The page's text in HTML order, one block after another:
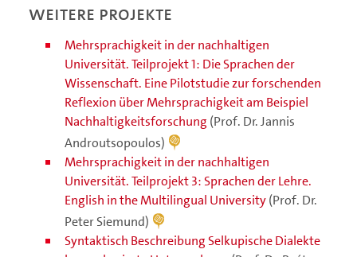
Weitere Projekte
Mehrsprachigkeit in der nachhaltigen
Universität. Teilprojekt 1: Die Sprachen der
Wissenschaft. Eine Pilotstudie zur forschenden
Reflexion über Mehrsprachigkeit am Beispiel
Nachhaltigkeitsforschung (Prof. Dr. Jannis
Androutsopoulos)
Mehrsprachigkeit in der nachhaltigen
Universität. Teilprojekt 3: Sprachen der Lehre.
English in the Multilingual University(Prof. Dr.
Peter Siemund)
Syntaktisch Beschreibung Selkupische Dialekte